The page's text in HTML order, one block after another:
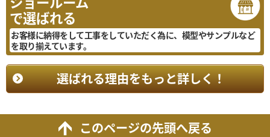
で選ばれる
お客様に納得をして工事をしていただく為に、模型やサンプルなど
を取り揃えています。
選ばれる理由をもっと詳しく！
このページの先頭へ戻る